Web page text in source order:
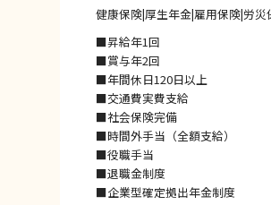
健康保険|厚生年金|雇用保険|労災
■昇給年1回
■賞与年2回
■年間休日120日以上
■交通費実費支給
■社会保険完備
■時間外手当（全額支給）
■役職手当
■退職金制度
■企業型確定拠出年金制度